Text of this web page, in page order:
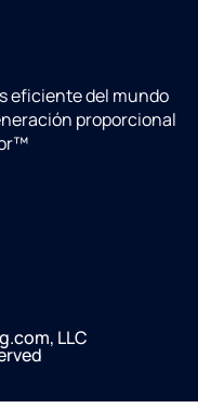
eficiente del mundo
proporcional
LLC